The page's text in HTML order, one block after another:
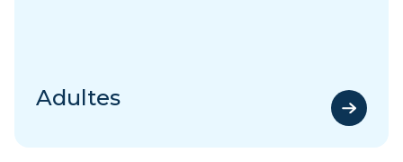
Adultes